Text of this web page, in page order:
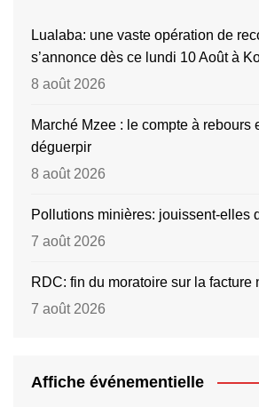
Lualaba: une vaste opération de
s’annonce dès ce lundi 10 Août à
8 août 2026
Marché Mzee : le compte à rebours
déguerpir
8 août 2026
Pollutions minières: jouissent-elles
7 août 2026
RDC: fin du moratoire sur la facture
7 août 2026
Affiche événementielle